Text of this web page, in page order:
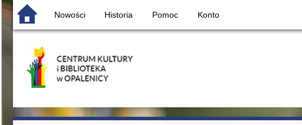
Nowości Historia Pomoc Konto